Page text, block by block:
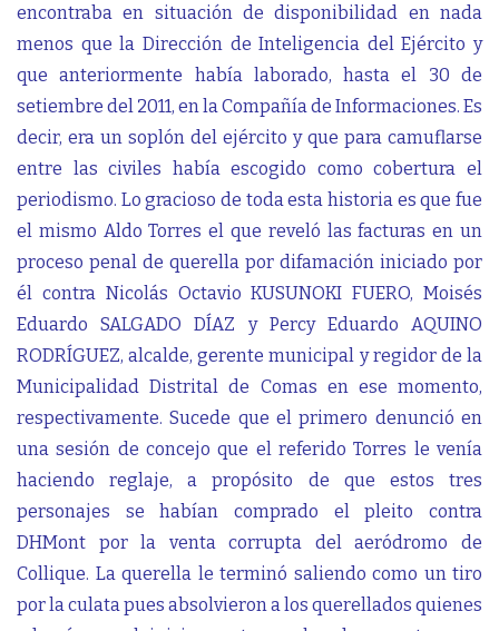
encontraba en situación de disponibilidad en nada
menos que la Dirección de Inteligencia del Ejército y
que anteriormente había laborado, hasta el 30 de
setiembre del 2011, en la Compañía de Informaciones. Es
decir, era un soplón del ejército y que para camuflarse
entre las civiles había escogido como cobertura el
periodismo. Lo gracioso de toda esta historia es que fue
el mismo Aldo Torres el que reveló las facturas en un
proceso penal de querella por difamación iniciado por
él contra Nicolás Octavio KUSUNOKI FUERO, Moisés
Eduardo SALGADO DÍAZ y Percy Eduardo AQUINO
RODRÍGUEZ, alcalde, gerente municipal y regidor de la
Municipalidad Distrital de Comas en ese momento,
respectivamente. Sucede que el primero denunció en
una sesión de concejo que el referido Torres le venía
haciendo reglaje, a propósito de que estos tres
personajes se habían comprado el pleito contra
DHMont por la venta corrupta del aeródromo de
Collique. La querella le terminó saliendo como un tiro
por la culata pues absolvieron a los querellados quienes